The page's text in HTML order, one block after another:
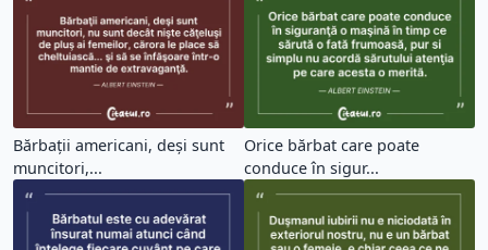
Bărbaţii americani, deşi sunt
muncitori,...
Orice bărbat care poate
conduce în sigur...